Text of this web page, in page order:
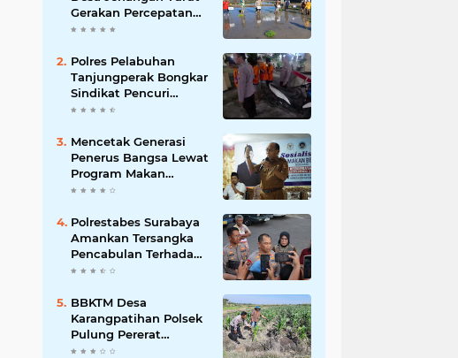
Gerakan Percepatan
Tanam, Polri Siap
Pangan Kabupaten
Ponorogo
Polres Pelabuhan
Tanjungperak Bongkar
Sindikat Pencuri
Belasan Unit AC,
Diamankan
Mencetak Generasi
Penerus Bangsa Lewat
Program Makan
Bergizi Gratis
Polrestabes Surabaya
Amankan Tersangka
Pencabulan Terhadap
Tujuh Anak Dibawah
BBKTM Desa
Karangpatihan Polsek
Pulung Pererat
Silaturahmi Bersama